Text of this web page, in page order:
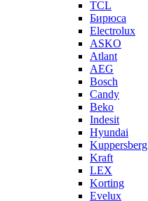
TCL
Бирюса
Electrolux
ASKO
Atlant
AEG
Bosch
Candy
Beko
Indesit
Hyundai
Kuppersberg
Kraft
LEX
Korting
Evelux